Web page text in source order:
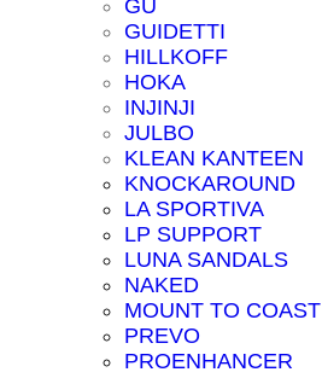
GU
GUIDETTI
HILLKOFF
HOKA
INJINJI
JULBO
KLEAN KANTEEN
KNOCKAROUND
LA SPORTIVA
LP SUPPORT
LUNA SANDALS
NAKED
MOUNT TO COAST
PREVO
PROENHANCER